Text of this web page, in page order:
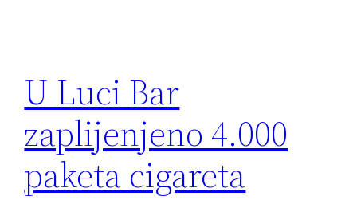
U Luci Bar
zaplijenjeno 4.000
paketa cigareta